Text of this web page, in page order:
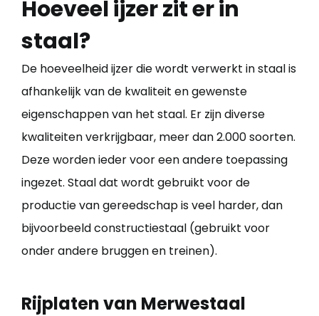
Hoeveel ijzer zit er in
staal?
De hoeveelheid ijzer die wordt verwerkt in staal is
afhankelijk van de kwaliteit en gewenste
eigenschappen van het staal. Er zijn diverse
kwaliteiten verkrijgbaar, meer dan 2.000 soorten.
Deze worden ieder voor een andere toepassing
ingezet. Staal dat wordt gebruikt voor de
productie van gereedschap is veel harder, dan
bijvoorbeeld constructiestaal (gebruikt voor
onder andere bruggen en treinen).
Rijplaten van Merwestaal